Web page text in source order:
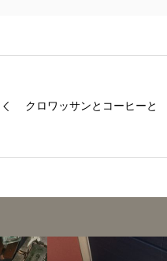
クロワッサンとコーヒーと